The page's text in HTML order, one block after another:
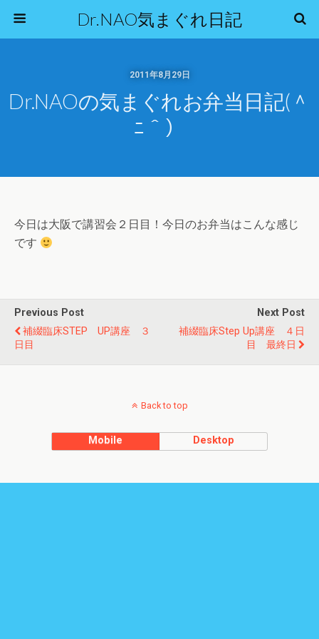
Dr.NAO気まぐれ日記
2011年8月29日
Dr.NAOの気まぐれお弁当日記(＾
ﾆ＾）
今日は大阪で講習会２日目！今日のお弁当はこんな感じ
です
Previous Post
補綴臨床STEP UP講座 ３
日目
Next Post
補綴臨床Step Up講座 ４日
目 最終日
Back to top
Mobile Desktop